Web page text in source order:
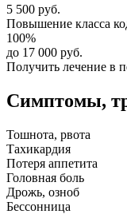
5 500 руб.
Повышение класса
100%
до 17 000 руб.
Получить лечение в
Симптомы,
Тошнота, рвота
Тахикардия
Потеря аппетита
Головная боль
Дрожь, озноб
Бессонница